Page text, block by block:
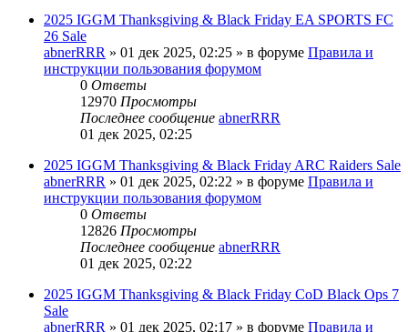
2025 IGGM Thanksgiving & Black Friday EA SPORTS FC
26 Sale
abnerRRR » 01 дек 2025, 02:25 » в форуме Правила и
инструкции пользования форумом
0 Ответы
12970 Просмотры
Последнее сообщение abnerRRR
01 дек 2025, 02:25
2025 IGGM Thanksgiving & Black Friday ARC Raiders Sale
abnerRRR » 01 дек 2025, 02:22 » в форуме Правила и
инструкции пользования форумом
0 Ответы
12826 Просмотры
Последнее сообщение abnerRRR
01 дек 2025, 02:22
2025 IGGM Thanksgiving & Black Friday CoD Black Ops 7
Sale
abnerRRR » 01 дек 2025, 02:17 » в форуме Правила и